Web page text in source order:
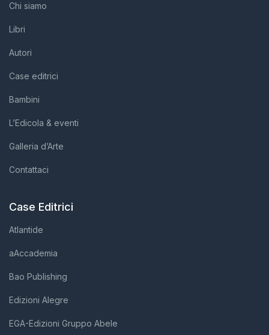
Chi siamo
Libri
Autori
Case editrici
Bambini
L’Edicola & eventi
Galleria d’Arte
Contattaci
Case Editrici
Atlantide
aAccademia
Bao Publishing
Edizioni Alegre
EGA-Edizioni Gruppo Abele